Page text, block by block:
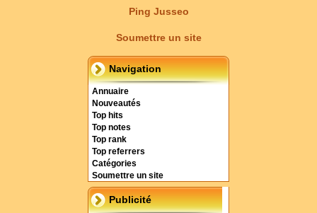
Ping Jusseo
Soumettre un site
Navigation
Annuaire
Nouveautés
Top hits
Top notes
Top rank
Top referrers
Catégories
Soumettre un site
Publicité